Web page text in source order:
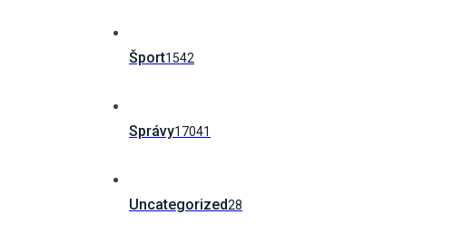
Šport1542
Správy17041
Uncategorized28